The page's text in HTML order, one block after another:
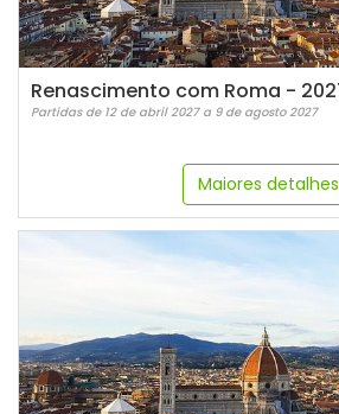
Partidas de 12 de abril 2027 a 9 de agosto 2027
Maiores detalhes